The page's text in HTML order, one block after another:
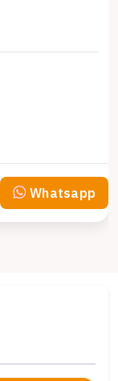
Whatsapp